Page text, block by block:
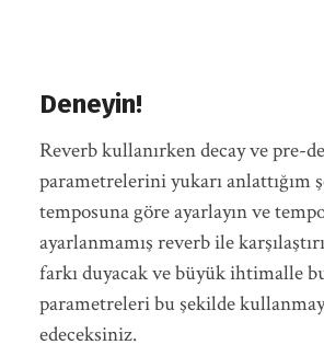
Deneyin!
Reverb kullanırken decay ve pre-
parametrelerini yukarı anlattığım
temposuna göre ayarlayın ve
ayarlanmamış reverb ile
farkı duyacak ve büyük ihtimalle
parametreleri bu şekilde
edeceksiniz.